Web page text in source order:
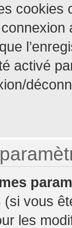
cookies
activé
vous
les